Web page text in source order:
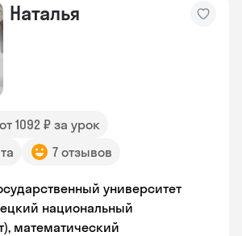
Наталья
от 1092 ₽ за урок
7 отзывов
университет
национальный
математический